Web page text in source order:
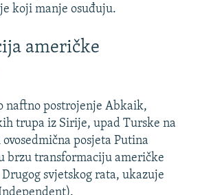
koji manje osuđuju.
američke
naftno postrojenje Abkaik,
trupa iz Sirije, upad Turske na
posjeta Putina
brzu transformaciju američke
svjetskog rata, ukazuje